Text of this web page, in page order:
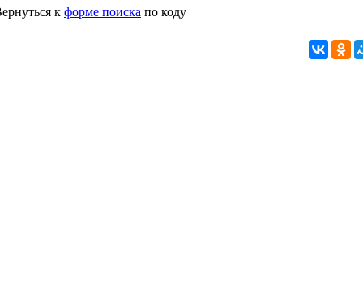
к форме поиска по коду